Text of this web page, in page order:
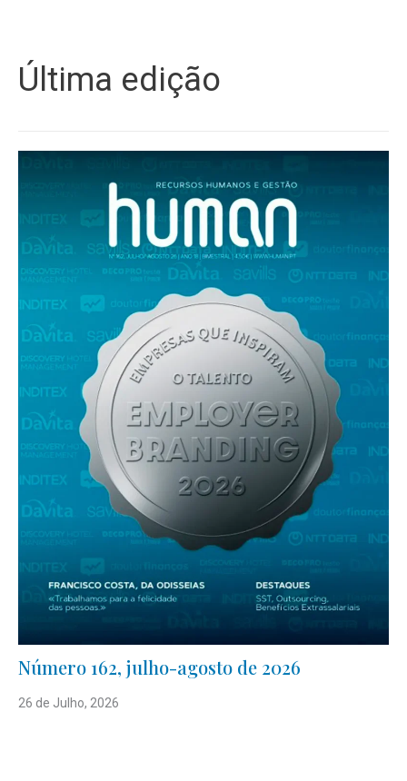
Última edição
Número 162, julho-agosto de 2026
26 de Julho, 2026